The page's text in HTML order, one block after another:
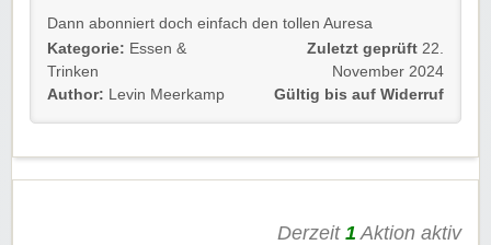
Dann abonniert doch einfach den tollen Auresa
Newsletter.
So bekommt ihr immer die aktuellsten News und
Kategorie: Essen &
Trinken
Author: Levin Meerkamp
Zuletzt geprüft 22.
November 2024
Gültig bis auf Widerruf
Derzeit 1 Aktion aktiv